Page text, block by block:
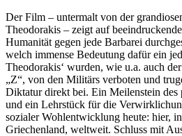
Der Film – untermalt von der
Theodorakis – zeigt auf
Humanität gegen jede Barbarei
welch immense Bedeutung dafür ein
Theodorakis‘ wurden, wie u.a. auch
„Z“, von den Militärs verboten und
Diktatur direkt bei. Ein Meilenstein des
und ein Lehrstück für die
sozialer Wohlentwicklung heute: hier, in
Griechenland, weltweit. Schluss mit